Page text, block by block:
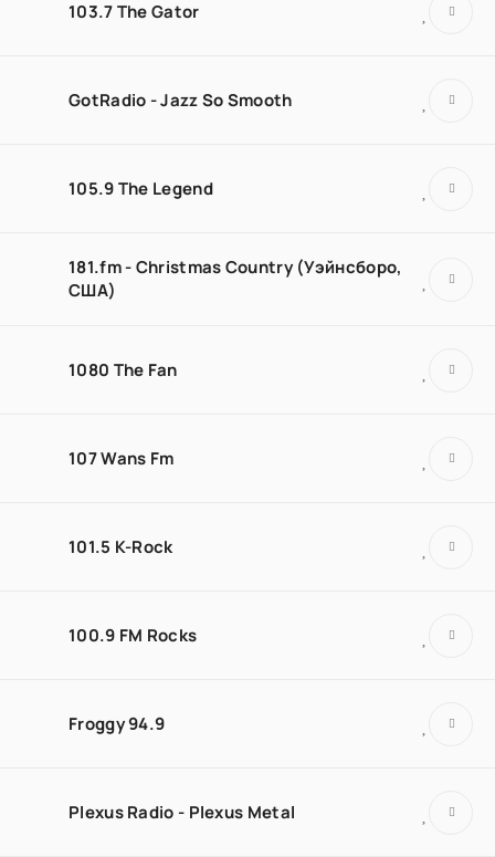
103.7 The Gator
GotRadio - Jazz So Smooth
105.9 The Legend
181.fm - Christmas Country (Уэйнсборо,
США)
1080 The Fan
107 Wans Fm
101.5 K-Rock
100.9 FM Rocks
Froggy 94.9
Plexus Radio - Plexus Metal